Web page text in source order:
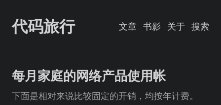
代码旅行 文章 书影 关于 搜索
每月家庭的网络产品使用帐
下面是相对来说比较固定的开销，均按年计费。